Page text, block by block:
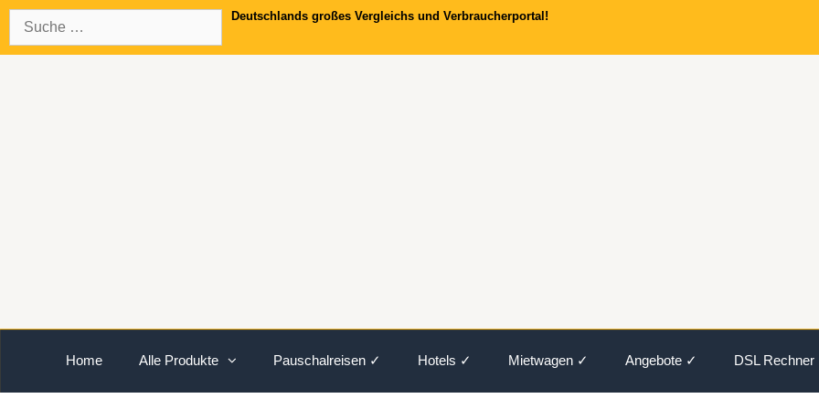
Springe
zum
Inhalt
nach:
Deutschlands großes Vergleichs und Verbraucherportal!
Home Alle Produkte Pauschalreisen ✓ Hotels ✓ Mietwagen ✓ Angebote ✓ DSL Rechner